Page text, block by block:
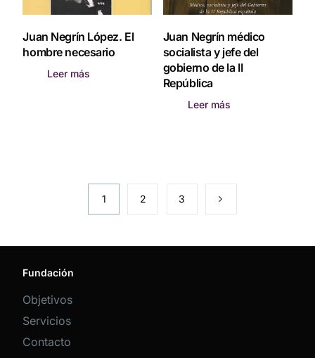
Juan Negrín López. El
hombre necesario
Leer más
Juan Negrín médico
socialista y jefe del
gobierno de la II
República
Leer más
1 2 3
Fundación
Objetivos
Servicios
Contacto